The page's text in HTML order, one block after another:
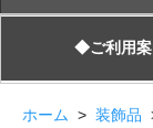
◆ご利用
ホーム > 装飾品